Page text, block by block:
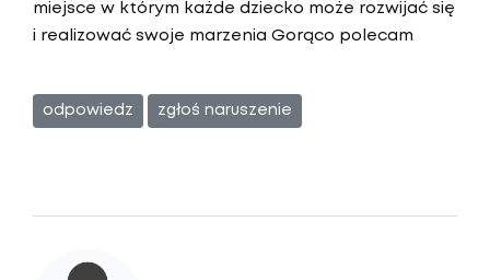
miejsce w którym każde dziecko może rozwijać się
i realizować swoje marzenia Gorąco polecam
odpowiedz zgłoś naruszenie